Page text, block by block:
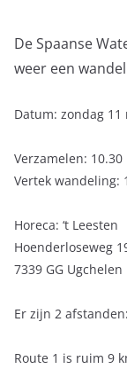
De Spaanse
weer een
Datum: zondag 11
Verzamelen:
Vertek wandeling:
Horeca: ‘t Leesten
Hoenderloseweg
7339 GG Ugchelen
Er zijn 2 afstanden:
Route 1 is ruim 9